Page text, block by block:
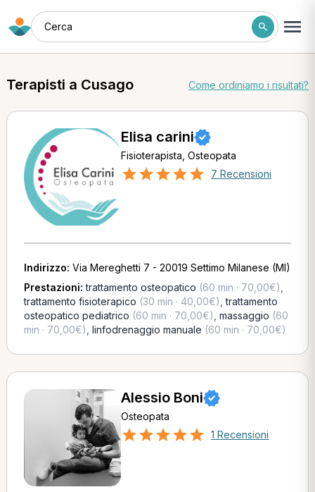
Cerca
Terapisti a Cusago Come ordiniamo i risultati?
Elisa carini
Fisioterapista, Osteopata
7 Recensioni
Indirizzo: Via Mereghetti 7 - 20019 Settimo Milanese (MI)
Prestazioni:trattamento osteopatico (60 min · 70,00€)
trattamento fisioterapico (30 min · 40,00€) ,trattamento
osteopatico pediatrico (60 min · 70,00€) massaggio (60
min · 70,00€) linfodrenaggio manuale (60 min · 70,00€)
Alessio Boni
Osteopata
1 Recensioni